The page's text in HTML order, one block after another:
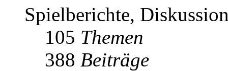
Spielberichte,
105 Themen
388 Beiträge